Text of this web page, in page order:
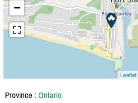
−
Leaflet
Province : Ontario